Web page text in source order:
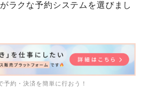
ラクな予約システムを選びまし
予約・決済を簡単に行おう！